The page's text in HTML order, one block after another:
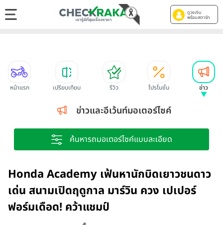
ดูวงเงิน
พร้อมสตาร์ท
หน้าแรก เปรียบเทียบ รีวิว โปรโมชั่น ข่าว
ข่าวและอีเว้นท์มอเตอร์ไซค์
ค้นหารถมอเตอร์ไซค์แบบละเอียด
Honda Academy เฟ้นหานักบิดเยาวชนดาว
เด่น สนามเปิดฤดูกาล มาร์วิน ควง เปเปอร์
ฟอร์มเดือด! คว้าแชมป์